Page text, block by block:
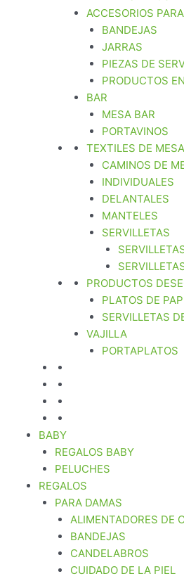
ACCESORIOS
BANDEJAS
JARRAS
PIEZAS DE
PRODUCTOS
BAR
MESA BAR
PORTAVINOS
TEXTILES DE MESA
CAMINOS DE
INDIVIDUALES
DELANTALES
MANTELES
SERVILLETAS
PRODUCTOS
PLATOS DE
SERVILLETAS
VAJILLA
PORTAPLATOS
BABY
REGALOS BABY
PELUCHES
REGALOS
PARA DAMAS
ALIMENTADORES DE
BANDEJAS
CANDELABROS
CUIDADO DE LA PIEL